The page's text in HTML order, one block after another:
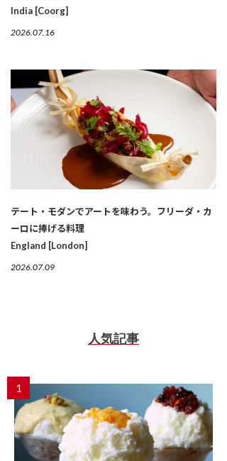
India [Coorg]
2026.07.16
テート・モダンでアートを味わう。フリーダ・カ
ーロに捧げる料理
England [London]
2026.07.09
人気記事
1